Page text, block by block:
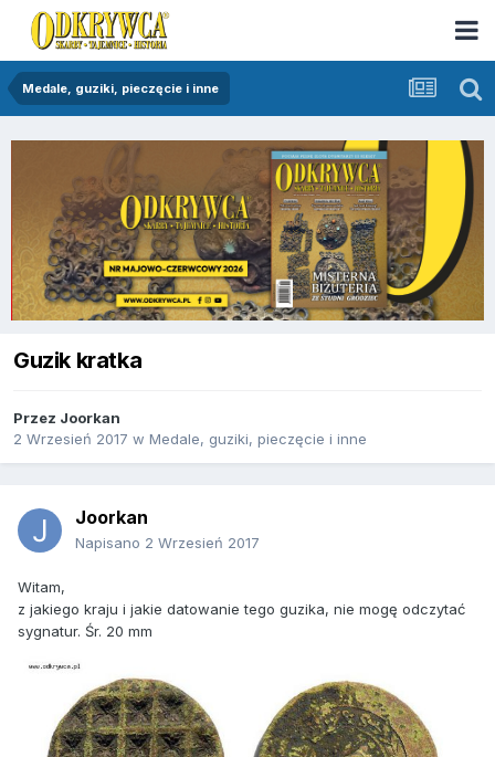
Medale, guziki, pieczęcie i inne
Guzik kratka
Przez Joorkan
2 Wrzesień 2017 w Medale, guziki, pieczęcie i inne
Joorkan
Napisano 2 Wrzesień 2017
Witam,
z jakiego kraju i jakie datowanie tego guzika, nie mogę odczytać
sygnatur. Śr. 20 mm